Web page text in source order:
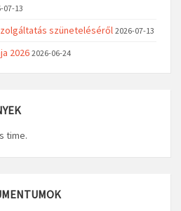
07-13
szüneteléséről 2026-07-13
2026 2026-06-24
time.